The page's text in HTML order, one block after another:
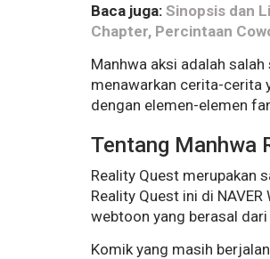
Baca juga: Sinopsis dan
Chapter, Percintaan
Manhwa aksi adalah
menawarkan cerita-cerita
dengan elemen-elemen
Tentang Manhwa
Reality Quest merupakan
Reality Quest ini di
webtoon yang berasal
Komik yang masih